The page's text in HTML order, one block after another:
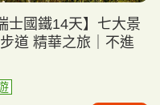
士國鐵14天】七大景
道 精華之旅｜不進